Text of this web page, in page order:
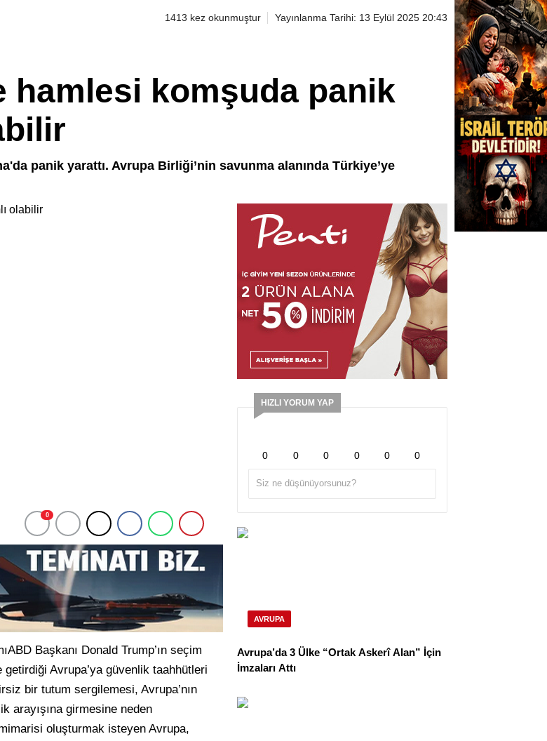
1413 kez okunmuştur Yayınlanma Tarihi: 13 Eylül 2025 20:43
hamlesi komşuda panik
panik yarattı. Avrupa Birliği’nin savunma alanında Türkiye’ye
0
Başkanı Donald Trump’ın seçim
getirdiği Avrupa’ya güvenlik taahhütleri
bir tutum sergilemesi, Avrupa’nın
arayışına girmesine neden
oluşturmak isteyen Avrupa,
HIZLI YORUM YAP
0 0 0 0 0 0
AVRUPA
Avrupa’da 3 Ülke “Ortak Askerî Alan” İçin
İmzaları Attı